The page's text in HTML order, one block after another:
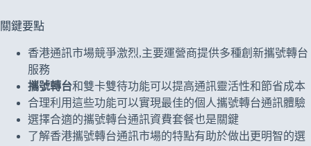
關鍵要點
香港通訊市場競爭激烈,主要運營商提供多種創新攜號轉台
服務
攜號轉台和雙卡雙待功能可以提高通訊靈活性和節省成本
合理利用這些功能可以實現最佳的個人攜號轉台通訊體驗
選擇合適的攜號轉台通訊資費套餐也是關鍵
了解香港攜號轉台通訊市場的特點有助於做出更明智的選